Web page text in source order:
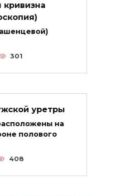
301
уретры
на
полового
408